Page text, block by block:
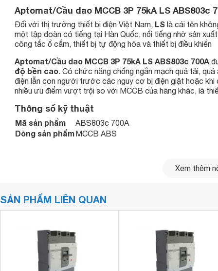
Aptomat/Cầu dao MCCB 3P 75kA LS ABS803c
Đối với thị trường thiết bị điện Việt Nam, LS là cái tên
một tập đoàn có tiếng tại Hàn Quốc, nổi tiếng nhờ sản
công tắc ổ cắm, thiết bị tự động hóa và thiết bị điều khiển
Aptomat/Cầu dao MCCB 3P 75kA LS ABS803c 700A
độ bền cao. Có chức năng chống ngắn mạch quá tải,
điện lẫn con người trước các nguy cơ bị điện giật hoặc khi
nhiều ưu điểm vượt trội so với MCCB của hãng khác, là
Thông số kỹ thuật
Mã sản phẩm ABS803c 700A
Dòng sản phẩmMCCB ABS
Tiêu chuẩn IEC 60947-2
Xem thêm
SẢN PHẨM LIÊN QUAN